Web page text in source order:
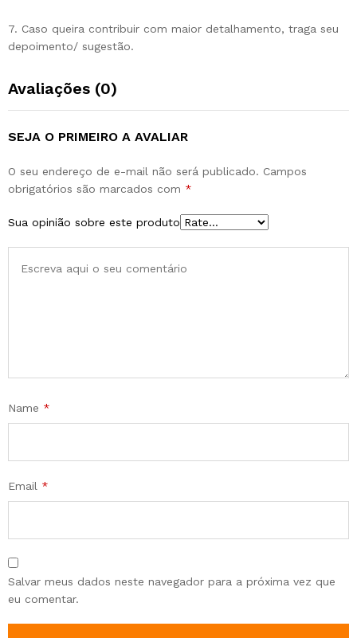
7. Caso queira contribuir com maior detalhamento, traga seu
depoimento/ sugestão.
Avaliações (0)
SEJA O PRIMEIRO A AVALIAR
O seu endereço de e-mail não será publicado. Campos
obrigatórios são marcados com *
Sua opinião sobre este produto
Name *
Email *
Salvar meus dados neste navegador para a próxima vez que
eu comentar.